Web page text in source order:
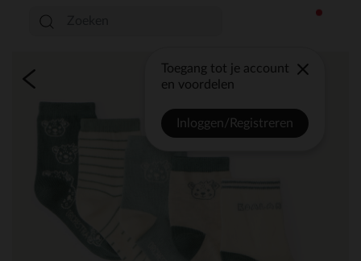
Toegang tot je account
en voordelen
Inloggen/Registreren